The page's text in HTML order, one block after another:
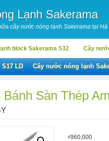
Lạnh Sakerama
cây nước nóng lạnh Sakerama tại Hà
block Sakerama S32 Cây
LD Cây nước nóng lạnh
Sàn Thép
₫960,000